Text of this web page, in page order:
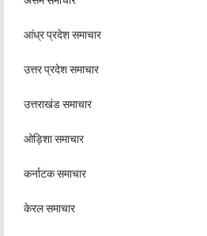
आंध्र प्रदेश समाचार
उत्तर प्रदेश समाचार
उत्तराखंड समाचार
ओड़िशा समाचार
कर्नाटक समाचार
केरल समाचार